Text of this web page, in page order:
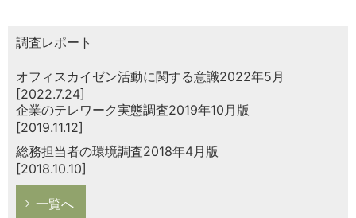
調査レポート
オフィスカイゼン活動に関する意識2022年5月
[2022.7.24]
企業のテレワーク実態調査2019年10月版
[2019.11.12]
総務担当者の環境調査2018年4月版
[2018.10.10]
一覧へ